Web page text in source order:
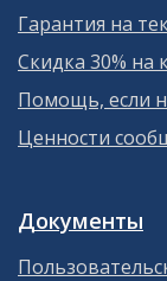
Гарантия на
Скидка 30% на
Помощь, если
Ценности
Документы